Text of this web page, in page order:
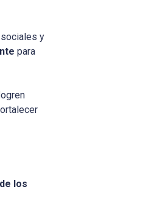
y
para
los